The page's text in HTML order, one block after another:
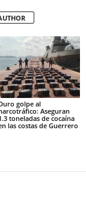
golpe al
Aseguran
toneladas de cocaína
las costas de Guerrero